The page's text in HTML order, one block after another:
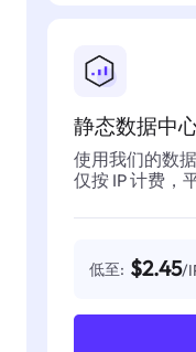
静态数据中
使用我们的数
仅按 IP 计费，
低至: $2.45/